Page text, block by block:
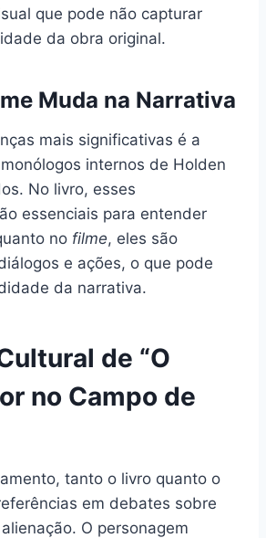
que pode não capturar
da obra original.
Muda na Narrativa
mais significativas é a
internos de Holden
No livro, esses
essenciais para entender
no filme, eles são
e ações, o que pode
da narrativa.
de “O
no Campo de
tanto o livro quanto o
em debates sobre
O personagem